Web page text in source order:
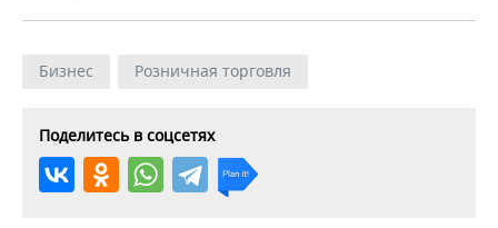
Бизнес Розничная торговля
Поделитесь в соцсетях